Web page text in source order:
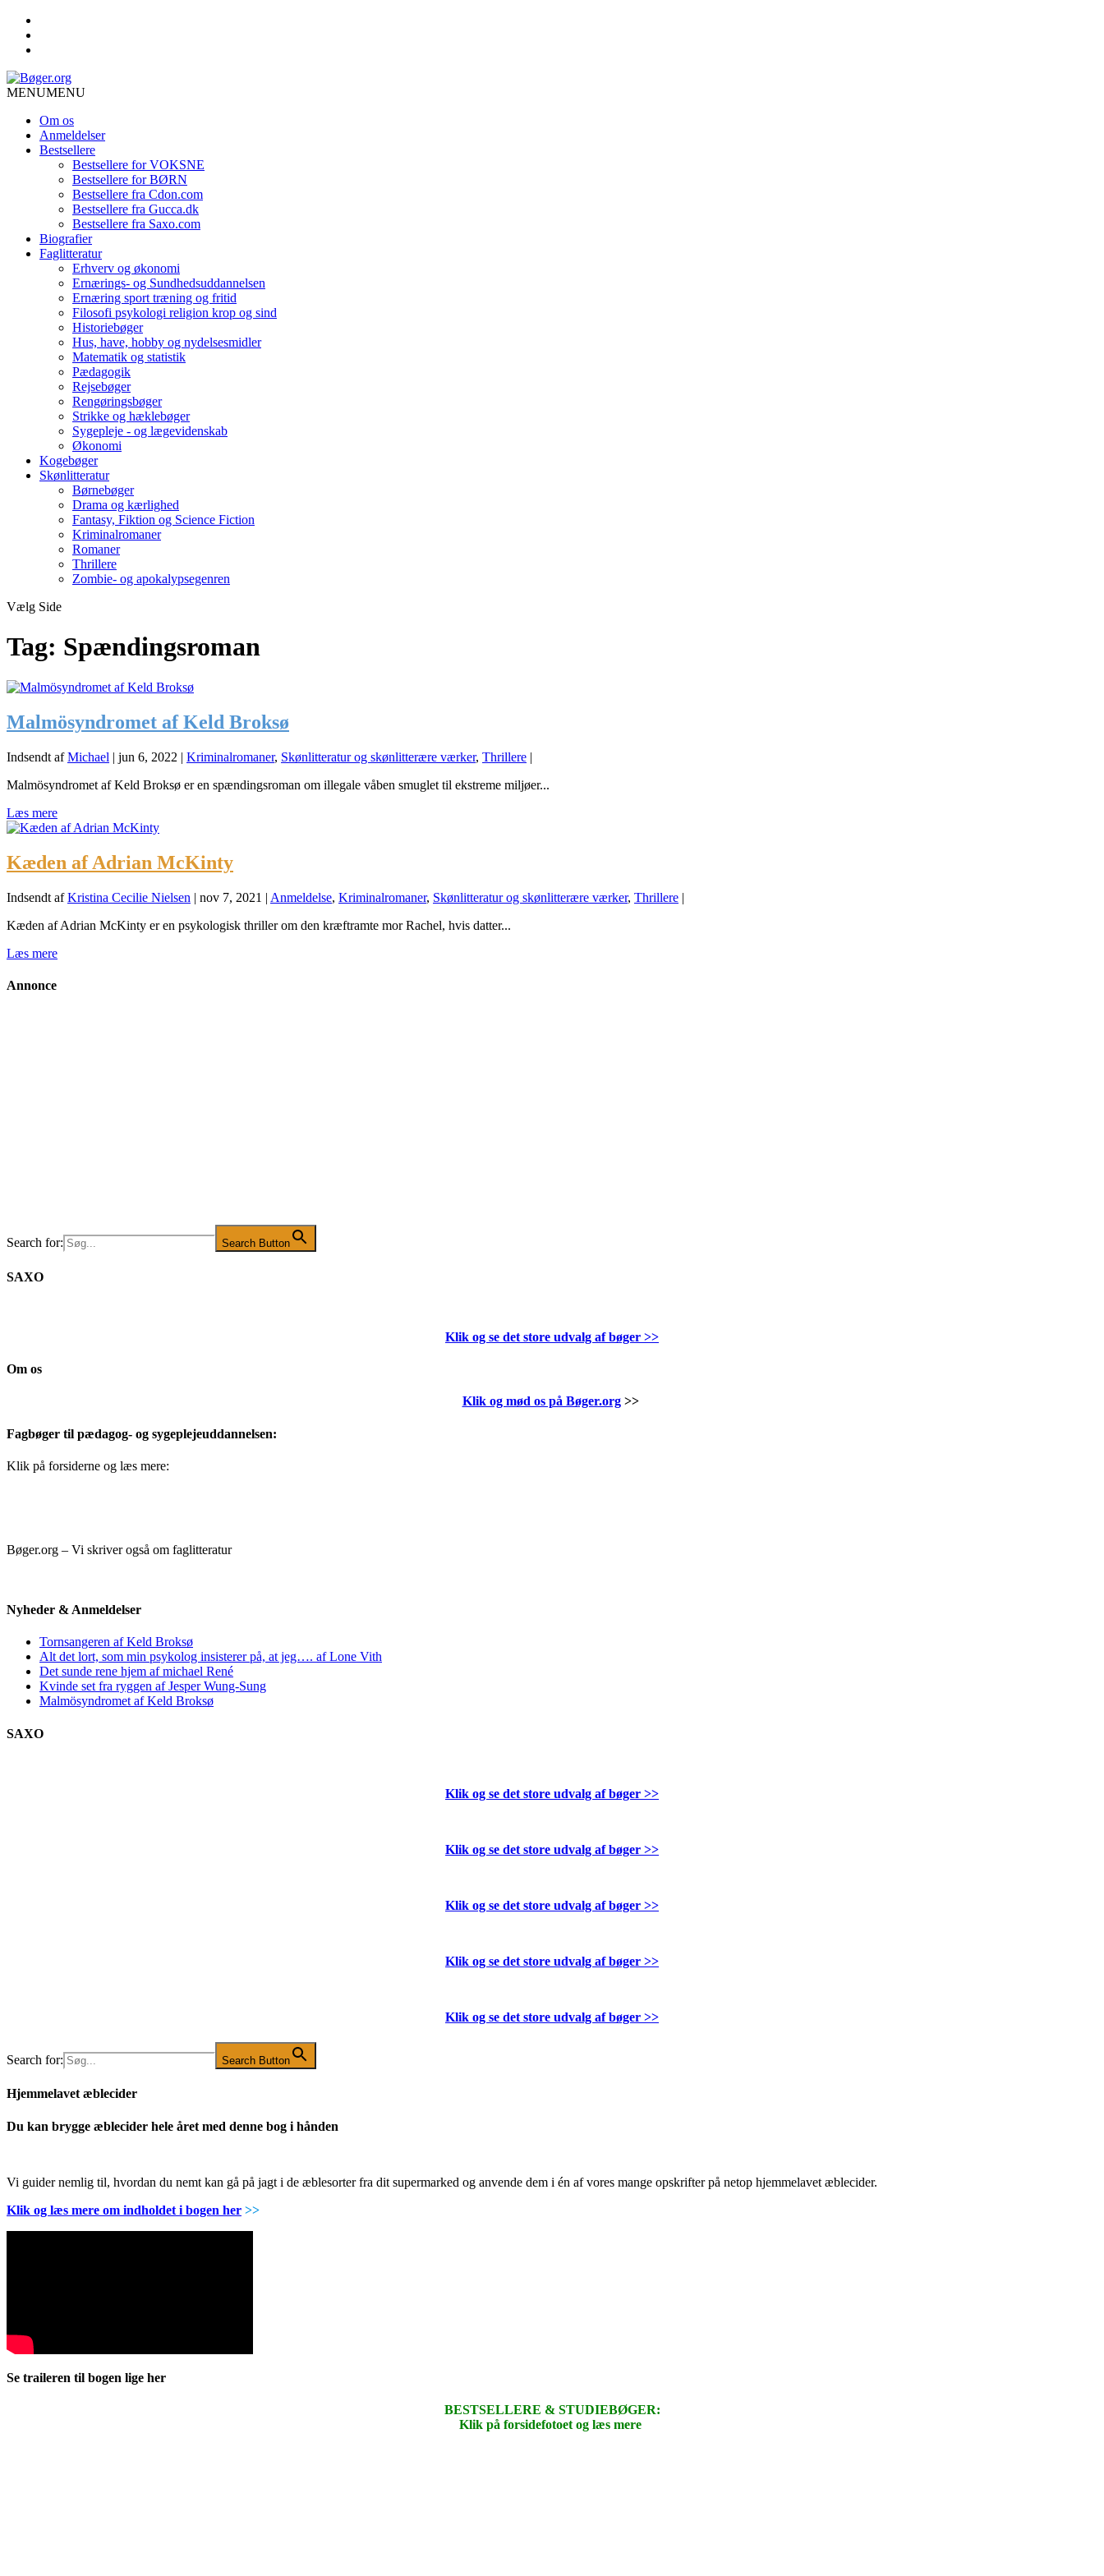
MENUMENU
Om os
Anmeldelser
Bestsellere
Bestsellere for VOKSNE
Bestsellere for BØRN
Bestsellere fra Cdon.com
Bestsellere fra Gucca.dk
Bestsellere fra Saxo.com
Biografier
Faglitteratur
Erhverv og økonomi
Ernærings- og Sundhedsuddannelsen
Ernæring sport træning og fritid
Filosofi psykologi religion krop og sind
Historiebøger
Hus, have, hobby og nydelsesmidler
Matematik og statistik
Pædagogik
Rejsebøger
Rengøringsbøger
Strikke og hæklebøger
Sygepleje - og lægevidenskab
Økonomi
Kogebøger
Skønlitteratur
Børnebøger
Drama og kærlighed
Fantasy, Fiktion og Science Fiction
Kriminalromaner
Romaner
Thrillere
Zombie- og apokalypsegenren
Vælg Side
Tag: Spændingsroman
Malmösyndromet af Keld Broksø
Indsendt afMichael | jun 6, 2022 | Kriminalromaner, Skønlitteratur og skønlitterære værker, Thrillere |
Malmösyndromet af Keld Broksø er en spændingsroman om illegale våben smuglet til ekstreme miljøer...
Læs mere
Kæden af Adrian McKinty
Indsendt afKristina Cecilie Nielsen | nov 7, 2021 | Anmeldelse, Kriminalromaner, Skønlitteratur og skønlitterære værker, Thrillere |
Kæden af Adrian McKinty er en psykologisk thriller om den kræftramte mor Rachel, hvis datter...
Læs mere
Annonce
Search for: Search Button
SAXO
Klik og se det store udvalg af bøger >>
Om os
Klik og mød os på Bøger.org>>
Fagbøger til pædagog- og sygeplejeuddannelsen:
Klik på forsiderne og læs mere:
Bøger.org – Vi skriver også om faglitteratur
Nyheder & Anmeldelser
Tornsangeren af Keld Broksø
Alt det lort, som min psykolog insisterer på, at jeg…. af Lone Vith
Det sunde rene hjem af michael René
Kvinde set fra ryggen af Jesper Wung-Sung
Malmösyndromet af Keld Broksø
SAXO
Klik og se det store udvalg af bøger >>
Klik og se det store udvalg af bøger >>
Klik og se det store udvalg af bøger >>
Klik og se det store udvalg af bøger >>
Klik og se det store udvalg af bøger >>
Search for: Search Button
Hjemmelavet æblecider
Du kan brygge æblecider hele året med denne bog i hånden
Vi guider nemlig til, hvordan du nemt kan gå på jagt i de æblesorter fra dit supermarked og anvende dem i én af vores mange opskrifter på netop hjemmelavet æblecider.
Klik og læs mere om indholdet i bogen her >>
Se traileren til bogen lige her
BESTSELLERE & STUDIEBØGER:
Klik på forsidefotoet og læs mere